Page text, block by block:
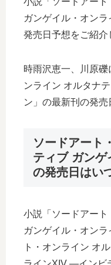
ガンゲイル・オン
発売日予想をご紹介
時雨沢恵一、川原
ンライン オルタナ
ン」の最新刊の発売
ソードアート
ティブ ガンゲ
の発売日はい
小説「ソードアー
ガンゲイル・オン
ト・オンライン オ